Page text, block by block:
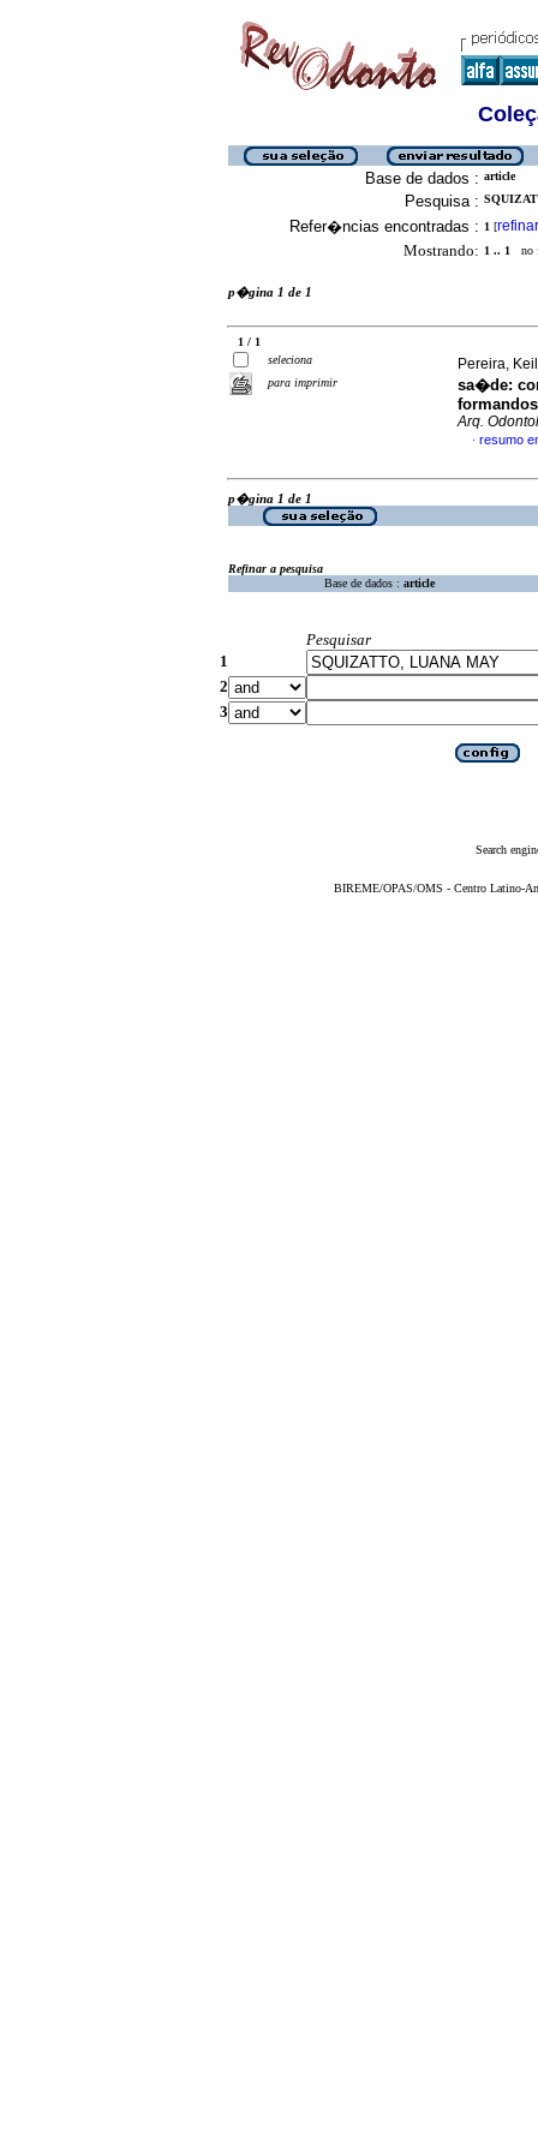
Base de dados : article
Pesquisa :
Refer�ncias encontradas : 1 [refinar
Mostrando: 1 .. 1 no
p�gina 1 de 1
1 / 1
seleciona
para imprimir
Pereira,
sa�de:
Arq.
· resumo
p�gina 1 de 1
Refinar a pesquisa
Base de dados : article
Pesquisar
1
2
3
Search
BIREME/OPAS/OMS - Centro Latino-